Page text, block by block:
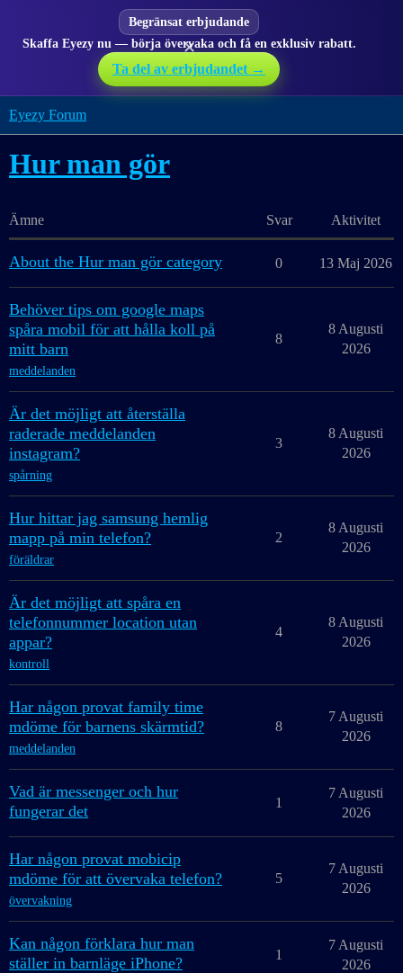
Begränsat erbjudande
Skaffa Eyezy nu — börja övervaka och få en exklusiv rabatt.
Ta del av erbjudandet →
✕
Eyezy Forum
Hur man gör
Ämne Svar Aktivitet
About the Hur man gör category 0 13 Maj 2026
Behöver tips om google maps
spåra mobil för att hålla koll på
mitt barn
meddelanden
8
8 Augusti
2026
Är det möjligt att återställa
raderade meddelanden
instagram?
spårning
3
8 Augusti
2026
Hur hittar jag samsung hemlig
mapp på min telefon?
föräldrar
2
8 Augusti
2026
Är det möjligt att spåra en
telefonnummer location utan
appar?
kontroll
4
8 Augusti
2026
Har någon provat family time
mdöme för barnens skärmtid?
meddelanden
8
7 Augusti
2026
Vad är messenger och hur
fungerar det
1
7 Augusti
2026
Har någon provat mobicip
mdöme för att övervaka telefon?
övervakning
5
7 Augusti
2026
Kan någon förklara hur man
ställer in barnläge iPhone?
1
7 Augusti
2026